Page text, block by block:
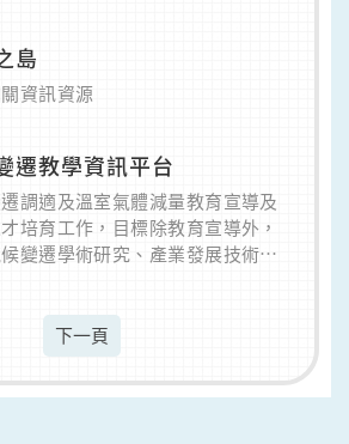
學習者為中心的課程，更期許能
同備課的方式彼此互學與共好。
島
資訊資源
遷教學資訊平台
調適及溫室氣體減量教育宣導及
培育工作，目標除教育宣導外，
變遷學術研究、產業發展技術等
在計畫執行過程提升大學培育氣
能量，以及學校之間在氣候變遷
分工合作，以因應國家未來推動
下一頁